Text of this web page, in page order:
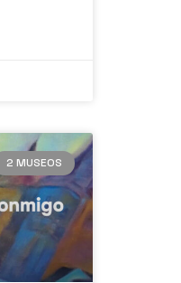
2 MUSEOS